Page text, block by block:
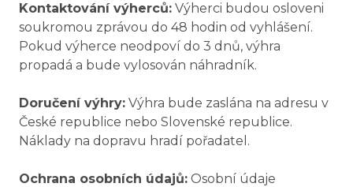
Kontaktování výherců: Výherci budou osloveni
soukromou zprávou do 48 hodin od vyhlášení.
Pokud výherce neodpoví do 3 dnů, výhra
propadá a bude vylosován náhradník.
Doručení výhry: Výhra bude zaslána na adresu v
České republice nebo Slovenské republice.
Náklady na dopravu hradí pořadatel.
Ochrana osobních údajů: Osobní údaje